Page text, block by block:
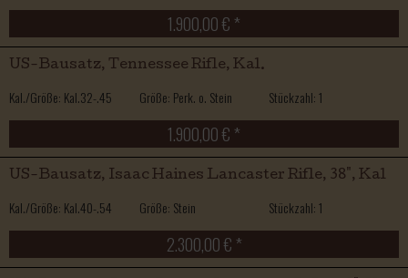
1.900,00 € *
US-Bausatz, Tennessee Rifle, Kal.
Kal./Größe: Kal.32-.45 Größe: Perk. o. Stein Stückzahl: 1
1.900,00 € *
US-Bausatz, Isaac Haines Lancaster Rifle, 38", Kal
Kal./Größe: Kal.40-.54 Größe: Stein Stückzahl: 1
2.300,00 € *